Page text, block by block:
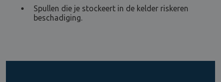
Spullen die je stockeert in de kelder riskeren
beschadiging.